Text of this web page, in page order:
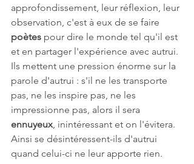
approfondissement, leur réflexion, leur
observation, c'est à eux de se faire
poètes pour dire le monde tel qu'il est
et en partager l'expérience avec autrui.
Ils mettent une pression énorme sur la
parole d'autrui : s'il ne les transporte
pas, ne les inspire pas, ne les
impressionne pas, alors il sera
ennuyeux, inintéressant et on l'évitera.
Ainsi se désintéressent-ils d'autrui
quand celui-ci ne leur apporte rien.